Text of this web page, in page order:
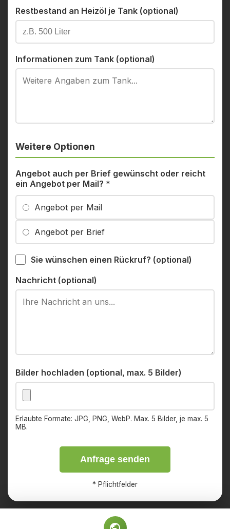
Restbestand an Heizöl je Tank (optional)
Informationen zum Tank (optional)
Weitere Optionen
Angebot auch per Brief gewünscht oder reicht
ein Angebot per Mail? *
Angebot per Mail
Angebot per Brief
Sie wünschen einen Rückruf? (optional)
Nachricht (optional)
Bilder hochladen (optional, max. 5 Bilder)
Erlaubte Formate: JPG, PNG, WebP. Max. 5 Bilder, je max. 5
MB.
Anfrage senden
* Pflichtfelder